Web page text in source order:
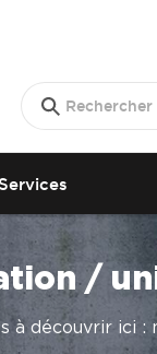
Services
/
à découvrir ici